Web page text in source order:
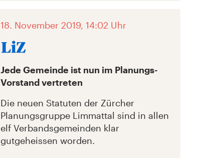
18. November 2019, 14:02 Uhr
Jede Gemeinde ist nun im Planungs-
Vorstand vertreten
Die neuen Statuten der Zürcher
Planungsgruppe Limmattal sind in allen
elf Verbandsgemeinden klar
gutgeheissen worden.